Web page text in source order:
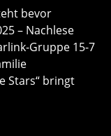
bevor
– Nachlese
Gruppe 15-7
Stars“ bringt